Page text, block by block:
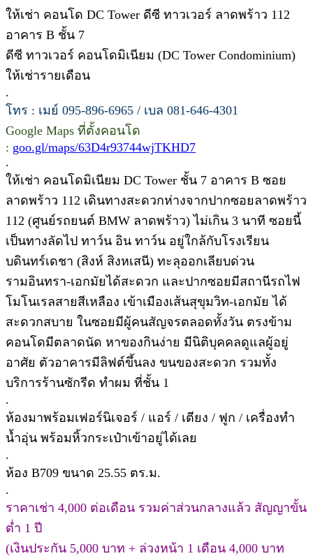
ให้เช่า คอนโด DC Tower ดีซี ทาวเวอร์ ลาดพร้าว 112
อาคาร B ชั้น 7
ดีซี ทาวเวอร์ คอนโดมิเนียม (DC Tower Condominium)
ให้เช่ารายเดือน
.
โทร : เมย์ 095-896-6965 / เบล 081-646-4301
Google Maps ที่ตั้งคอนโด
: goo.gl/maps/63D4r93744wjTKHD7
.
ให้เช่า คอนโดมิเนียม DC Tower ชั้น 7 อาคาร B ซอย
ลาดพร้าว 112 เดินทางสะดวกห่างจากปากซอยลาดพร้าว
112 (ศูนย์รถยนต์ BMW ลาดพร้าว) ไม่เกิน 3 นาที ซอยนี้
เป็นทางลัดไป ทาว์น อิน ทาว์น อยู่ใกล้กับโรงเรียน
บดินทร์เดชา (สิงห์ สิงหเสนี) ทะลุออกเลียบด่วน
รามอินทรา-เอกมัยได้สะดวก และปากซอยมีสถานีรถไฟ
โมโนเรลสายสีเหลือง เข้าเมืองเส้นสุขุมวิท-เอกมัย ได้
สะดวกสบาย ในซอยมีผู้คนสัญจรตลอดทั้งวัน ตรงข้าม
คอนโดมีตลาดนัด หาของกินง่าย มีนิติบุคคลดูแลผู้อยู่
อาศัย ตัวอาคารมีลิฟต์ขึ้นลง ขนของสะดวก รวมทั้ง
บริการร้านซักรีด ทำผม ที่ชั้น 1
.
ห้องมาพร้อมเฟอร์นิเจอร์ / แอร์ / เตียง / ฟูก / เครื่องทำ
น้ำอุ่น พร้อมหิ้วกระเป๋าเข้าอยู่ได้เลย
.
ห้อง B709 ขนาด 25.55 ตร.ม.
.
ราคาเช่า 4,000 ต่อเดือน รวมค่าส่วนกลางแล้ว สัญญาขั้น
ต่ำ 1 ปี
(เงินประกัน 5,000 บาท + ล่วงหน้า 1 เดือน 4,000 บาท